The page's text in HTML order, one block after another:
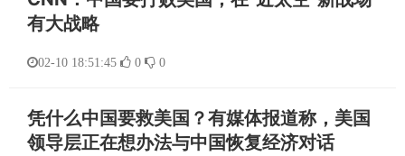
有大战略
02-10 18:51:45 0 0
凭什么中国要救美国？有媒体报道称，美国
领导层正在想办法与中国恢复经济对话